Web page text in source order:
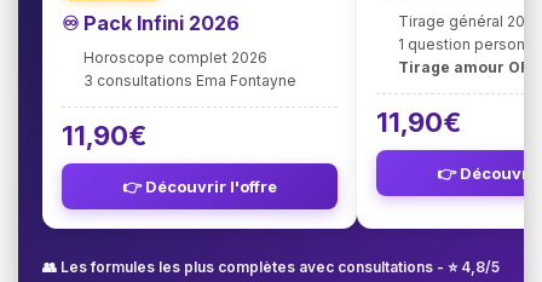
♾️ Pack Infini 2026
Horoscope complet 2026
3 consultations Ema Fontayne
11,90€
👉 Découvrir l'offre
Tirage général 2026
1 question
Tirage amour
11,90€
👉
👥 Les formules les plus complètes avec consultations - ⭐ 4,8/5